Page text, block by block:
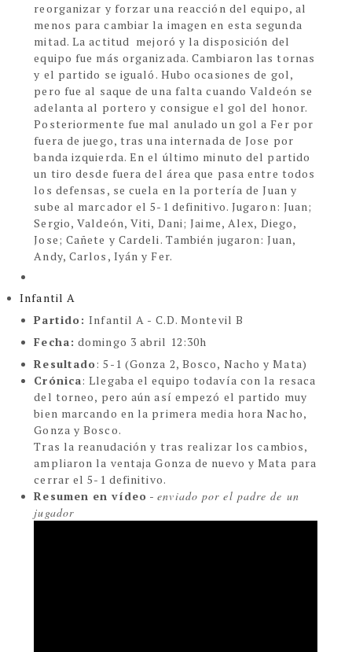
reorganizar y forzar una reacción del equipo, al
menos para cambiar la imagen en esta segunda
mitad. La actitud mejoró y la disposición del
equipo fue más organizada. Cambiaron las tornas
y el partido se igualó. Hubo ocasiones de gol,
pero fue al saque de una falta cuando Valdeón se
adelanta al portero y consigue el gol del honor.
Posteriormente fue mal anulado un gol a Fer por
fuera de juego, tras una internada de Jose por
banda izquierda. En el último minuto del partido
un tiro desde fuera del área que pasa entre todos
los defensas, se cuela en la portería de Juan y
sube al marcador el 5-1 definitivo. Jugaron: Juan;
Sergio, Valdeón, Viti, Dani; Jaime, Alex, Diego,
Jose; Cañete y Cardeli. También jugaron: Juan,
Andy, Carlos, Iyán y Fer.
Infantil A
Partido:Infantil A - C.D. Montevil B
Fecha: domingo 3 abril 12:30h
Resultado: 5-1 (Gonza 2, Bosco, Nacho y Mata)
Crónica:Llegaba el equipo todavía con la resaca
del torneo, pero aún así empezó el partido muy
bien marcando en la primera media hora Nacho,
Gonza y Bosco.
Tras la reanudación y tras realizar los cambios,
ampliaron la ventaja Gonza de nuevo y Mata para
cerrar el 5-1 definitivo.
Resumen en vídeo -enviado por el padre de un
jugador